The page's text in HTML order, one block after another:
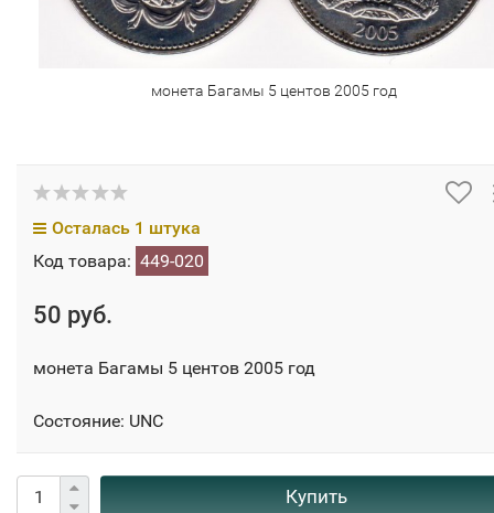
монета Багамы 5 центов 2005 год
Осталась 1 штука
Код товара: 449-020
50 руб.
монета Багамы 5 центов 2005 год
Состояние: UNC
Купить